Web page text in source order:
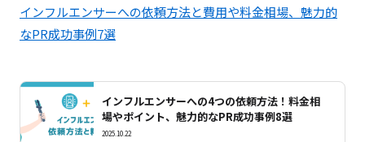
インフルエンサーへの依頼方法と費用や料金相場、魅力的
なPR成功事例7選
インフルエンサーへの4つの依頼方法！料金相
場やポイント、魅力的なPR成功事例8選
2025.10.22